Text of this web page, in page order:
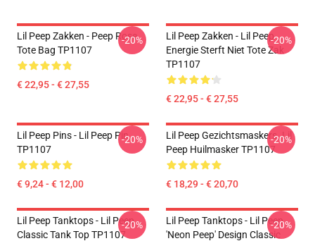
Lil Peep Zakken - Peep Rose
Tote Bag TP1107
€ 22,95 - € 27,55
-20%
Lil Peep Zakken - Lil Peep
Energie Sterft Niet Tote Zak
TP1107
€ 22,95 - € 27,55
-20%
Lil Peep Pins - Lil Peep Pin
TP1107
€ 9,24 - € 12,00
-20%
Lil Peep Gezichtsmaskers. Lil
Peep Huilmasker TP1107
€ 18,29 - € 20,70
-20%
Lil Peep Tanktops - Lil Peep
Classic Tank Top TP1107
-20%
Lil Peep Tanktops - Lil Peep
'Neon Peep' Design Classic
-20%